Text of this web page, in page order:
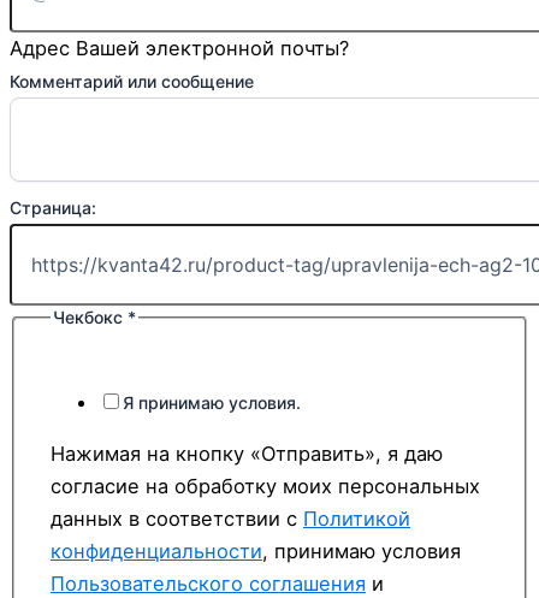
Адрес Вашей электронной почты?
почта
Комментарий или сообщение
Страница:
Чекбокс *
Я принимаю условия.
Нажимая на кнопку «Отправить», я даю
согласие на обработку моих персональных
данных в соответствии с Политикой
конфиденциальности, принимаю условия
Пользовательского соглашения и